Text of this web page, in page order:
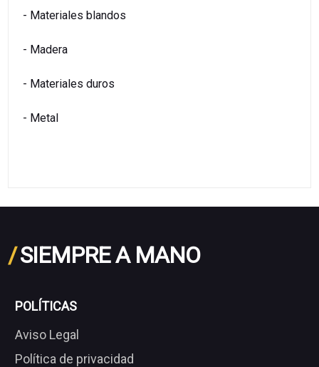
- Materiales blandos
- Madera
- Materiales duros
- Metal
/SIEMPRE A MANO
POLÍTICAS
Aviso Legal
Política de privacidad